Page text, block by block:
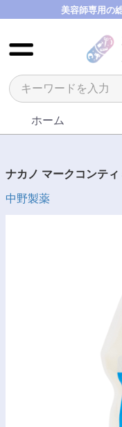
美容師専用の
ホーム
ナカノ マークコンテ
中野製薬